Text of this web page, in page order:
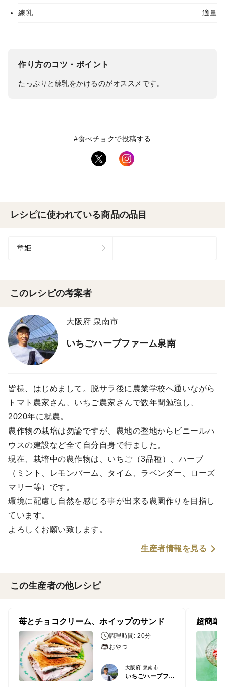
練乳 適量
作り方のコツ・ポイント
たっぷりと練乳をかけるのがオススメです。
#食べチョクで投稿する
レシピに使われている商品の品目
章姫
このレシピの考案者
大阪府 泉南市
いちごハーブファーム泉南
皆様、はじめまして。脱サラ後に農業学校へ通いながら
トマト農家さん、いちご農家さんで数年間勉強し、
2020年に就農。
農作物の栽培は勿論ですが、農地の整地からビニールハ
ウスの建設など全て自分自身で行ました。
現在、栽培中の農作物は、いちご（3品種）、ハーブ
（ミント、レモンバーム、タイム、ラベンダー、ローズ
マリー等）です。
環境に配慮し自然を感じる事が出来る農園作りを目指し
ています。
よろしくお願い致します。
生産者情報を見る
この生産者の他レシピ
苺とチョコクリーム、ホイップのサンド
調理時間: 20分
おやつ
大阪府 泉南市
いちごハーブファーム泉南
超簡単